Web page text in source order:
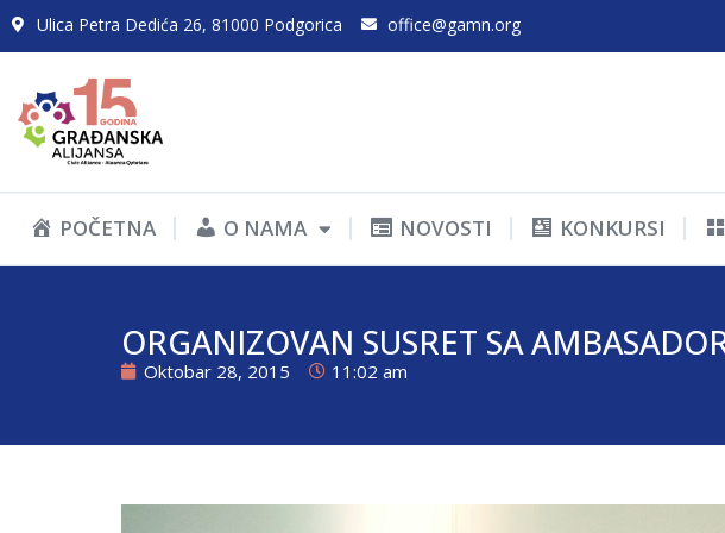
Ulica Petra Dedića 26, 81000 Podgorica office@gamn.org
POČETNA O NAMA NOVOSTI KONKURSI
ORGANIZOVAN SUSRET SA
Oktobar 28, 2015 11:02 am